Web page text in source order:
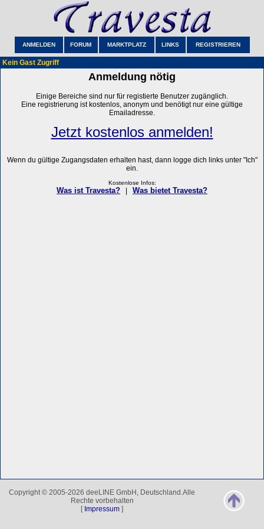
ANMELDEN FORUM MARKTPLATZ LINKS REGISTRIEREN
Kein Gast Zugriff
Anmeldung nötig
Einige Bereiche sind nur für registierte Benutzer zugänglich.
Eine registrierung ist kostenlos, anonym und benötigt nur eine gültige
Emailadresse.
Jetzt kostenlos anmelden!
Wenn du gültige Zugangsdaten erhalten hast, dann logge dich links unter "Ich"
ein.
Kostenlose Infos:
Was ist Travesta? Was bietet Travesta?
Copyright © 2005-2026 deeLINE GmbH, Deutschland.Alle
Rechte vorbehalten
[ Impressum ]